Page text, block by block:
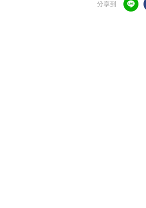
分享到